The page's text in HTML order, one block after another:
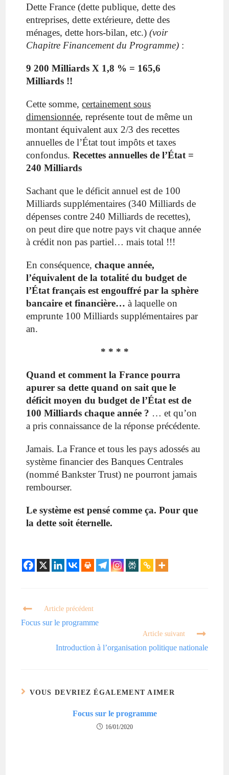
Dette France (dette publique, dette des
entreprises, dette extérieure, dette des
ménages, dette hors-bilan, etc.)(voir
Chapitre Financement du Programme) :
9 200 Milliards X 1,8 % = 165,6
Milliards !!
Cette somme,certainement sous
dimensionnée, représente tout de même un
montant équivalent aux 2/3 des recettes
annuelles de l’État tout impôts et taxes
confondus.Recettes annuelles de l’État =
240 Milliards
Sachant que le déficit annuel est de 100
Milliards supplémentaires (340 Milliards de
dépenses contre 240 Milliards de recettes),
on peut dire que notre pays vit chaque année
à crédit non pas partiel… mais total !!!
En conséquence,chaque année,
l’équivalent de la totalité du budget de
l’État français est engouffré par la sphère
bancaire et financière… à laquelle on
emprunte 100 Milliards supplémentaires par
an.
* * * *
Quand et comment la France pourra
apurer sa dette quand on sait que le
déficit moyen du budget de l’État est de
100 Milliards chaque année ? … et qu’on
a pris connaissance de la réponse précédente.
Jamais. La France et tous les pays adossés au
système financier des Banques Centrales
(nommé Bankster Trust) ne pourront jamais
rembourser.
Le système est pensé comme ça. Pour que
la dette soit éternelle.
Article précédent
Focus sur le programme
Article suivant
Introduction à l’organisation politique nationale
VOUS DEVRIEZ ÉGALEMENT AIMER
Focus sur le programme
16/01/2020